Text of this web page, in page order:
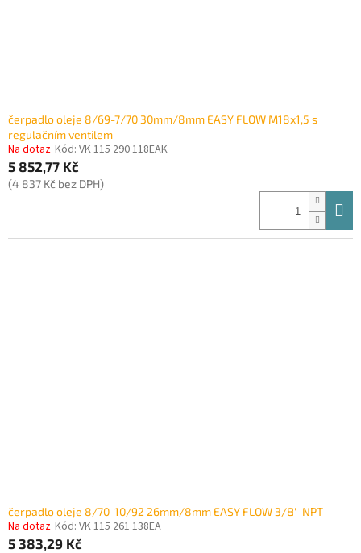
čerpadlo oleje 8/69-7/70 30mm/8mm EASY FLOW M18x1,5 s
regulačním ventilem
Na dotaz Kód: VK 115 290 118EAK
5 852,77 Kč
(4 837 Kč bez DPH)
čerpadlo oleje 8/70-10/92 26mm/8mm EASY FLOW 3/8"-NPT
Na dotaz Kód: VK 115 261 138EA
5 383,29 Kč